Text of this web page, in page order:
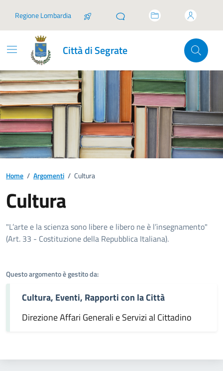
Regione Lombardia
Città di Segrate
Home / Argomenti / Cultura
Cultura
Dettagli dell'argomento
"L’arte e la scienza sono libere e libero ne è l’insegnamento"
(Art. 33 - Costituzione della Repubblica Italiana).
Questo argomento è gestito da:
Cultura, Eventi, Rapporti con la Città
Direzione Affari Generali e Servizi al Cittadino